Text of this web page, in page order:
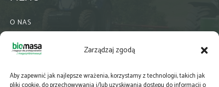
Zarządzaj zgodą
Aby zapewnić jak najlepsze wrażenia, korzystamy z technologii, takich jak
O NAS
WSPÓŁPRACA
PRENUMERATA